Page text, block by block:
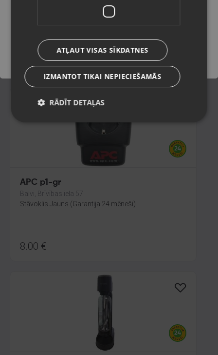
Rēzekne, Atbrīvošanas aleja 119
115.00 €
5.23€/mēn.
APC p1-gr
Balvi, Brīvības iela 57
Stāvoklis Jauns (Garantija 24 mēneši)
8.00 €
Saglabāt
ATĻAUT VISAS SĪKDATNES
IZMANTOT TIKAI NEPIECIEŠAMĀS
RĀDĪT DETAĻAS